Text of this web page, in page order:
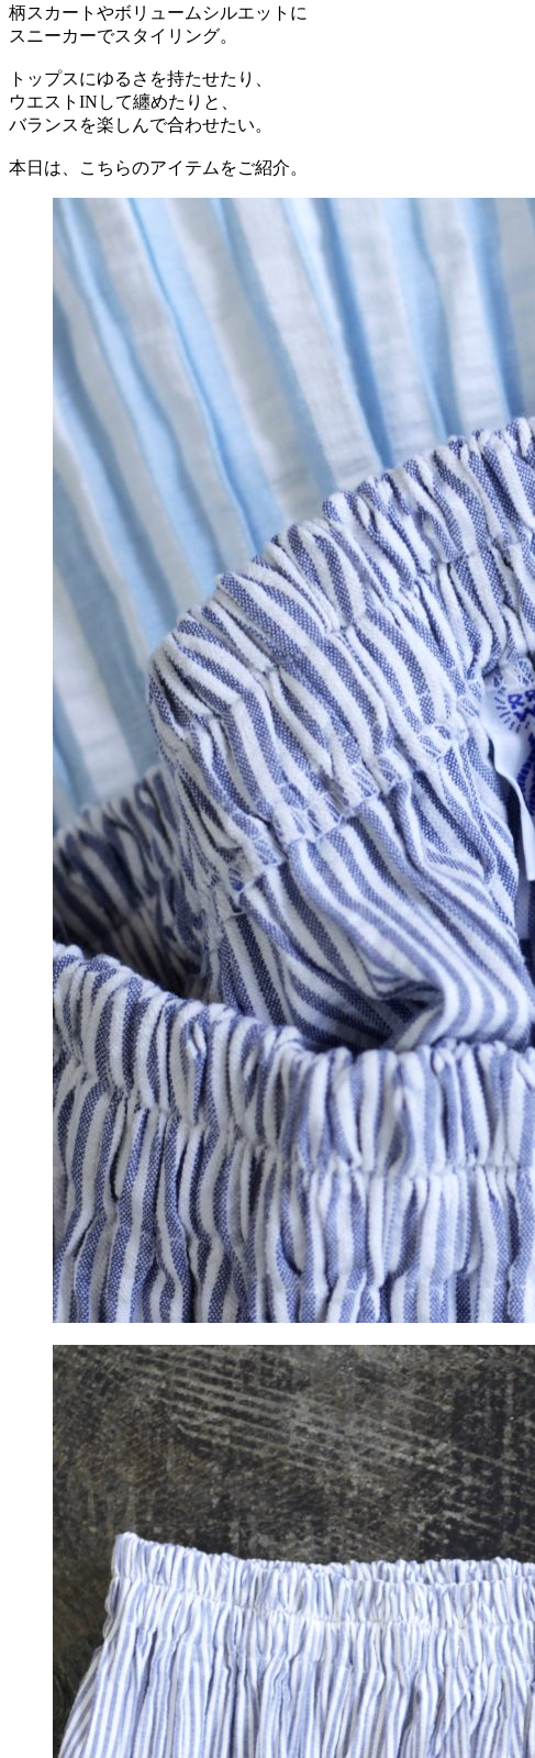
柄スカートやボリュームシルエットに
スニーカーでスタイリング。
トップスにゆるさを持たせたり、
ウエストINして纏めたりと、
バランスを楽しんで合わせたい。
本日は、こちらのアイテムをご紹介。